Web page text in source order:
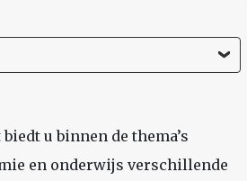
u binnen de thema’s
en onderwijs verschillende